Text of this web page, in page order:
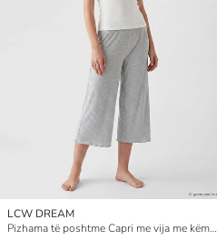
LCW DREAM
Pizhama të poshtme Capri me vija me këmbë të gjera për gra